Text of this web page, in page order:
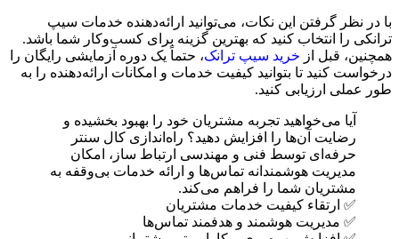
با در نظر گرفتن این نکات، می‌توانید ارائه‌دهنده خدمات سیپ
ترانکی را انتخاب کنید که بهترین گزینه برای کسب‌وکار شما باشد.
همچنین، قبل از خرید سیپ ترانک، حتماً یک دوره آزمایشی رایگان را
درخواست کنید تا بتوانید کیفیت خدمات و امکانات ارائه‌دهنده را به
طور عملی ارزیابی کنید.
آیا می‌خواهید تجربه مشتریان خود را بهبود بخشیده و
رضایت آن‌ها را افزایش دهید؟ راه‌اندازی کال سنتر
حرفه‌ای توسط فنی و مهندسی ارتباط ساز، امکان
مدیریت هوشمندانه تماس‌ها و ارائه خدمات بی‌وقفه به
مشتریان شما را فراهم می‌کند.
✅ ارتقاء کیفیت خدمات مشتریان
✅ مدیریت هوشمند و هدفمند تماس‌ها